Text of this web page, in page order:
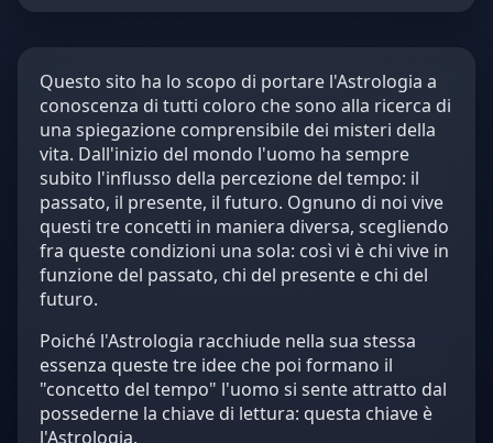
Questo sito ha lo scopo di portare l'Astrologia a
conoscenza di tutti coloro che sono alla ricerca di
una spiegazione comprensibile dei misteri della
vita. Dall'inizio del mondo l'uomo ha sempre
subito l'influsso della percezione del tempo: il
passato, il presente, il futuro. Ognuno di noi vive
questi tre concetti in maniera diversa, scegliendo
fra queste condizioni una sola: così vi è chi vive in
funzione del passato, chi del presente e chi del
futuro.
Poiché l'Astrologia racchiude nella sua stessa
essenza queste tre idee che poi formano il
"concetto del tempo" l'uomo si sente attratto dal
possederne la chiave di lettura: questa chiave è
l'Astrologia.